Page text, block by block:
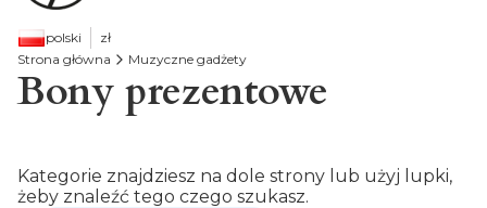
polski
zł
Strona główna
Muzyczne gadżety
Bony prezentowe
Kategorie znajdziesz na dole strony lub użyj lupki,
żeby znaleźć tego czego szukasz.